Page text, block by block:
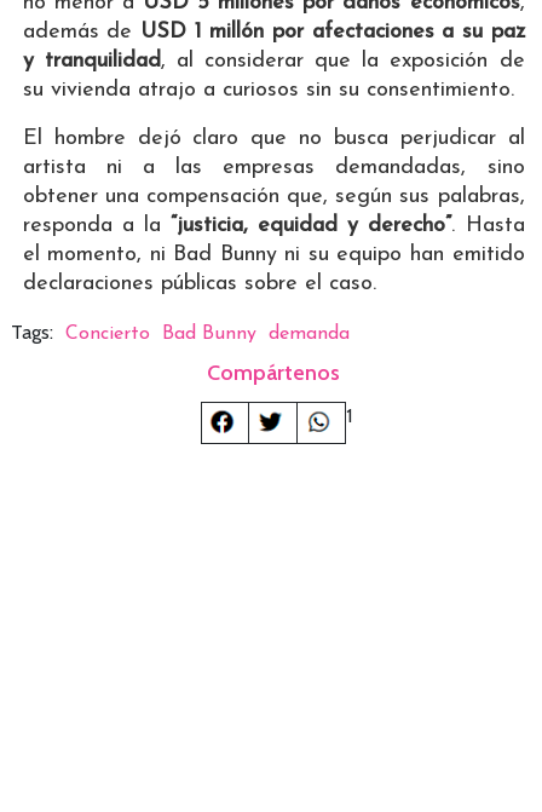
además de USD 1 millón por afectaciones a su paz
y tranquilidad, al considerar que la exposición de
su vivienda atrajo a curiosos sin su consentimiento.
El hombre dejó claro que no busca perjudicar al
artista ni a las empresas demandadas, sino
obtener una compensación que, según sus palabras,
responda a la“justicia, equidad y derecho”. Hasta
el momento, ni Bad Bunny ni su equipo han emitido
declaraciones públicas sobre el caso.
Tags: Concierto Bad Bunny demanda
Compártenos
1